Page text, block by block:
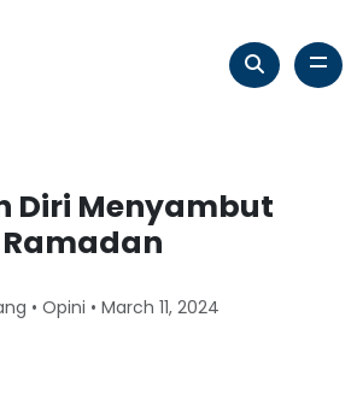
Diri Menyambut
• Opini • March 11, 2024